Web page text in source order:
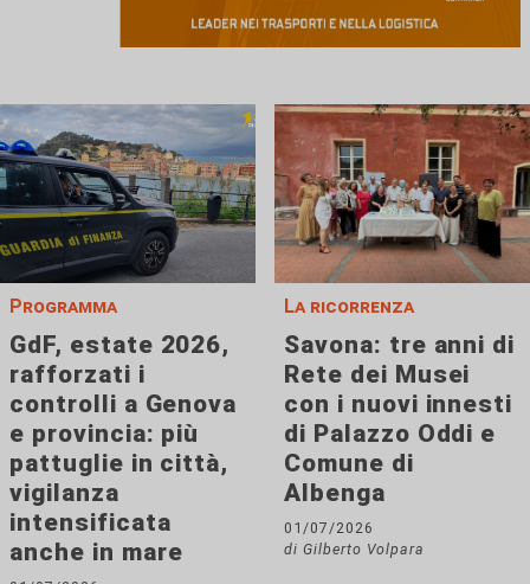
Programma
GdF, estate 2026,
rafforzati i
controlli a Genova
e provincia: più
pattuglie in città,
vigilanza
intensificata
anche in mare
La ricorrenza
Savona: tre anni di
Rete dei Musei
con i nuovi innesti
di Palazzo Oddi e
Comune di
Albenga
01/07/2026
di Gilberto Volpara